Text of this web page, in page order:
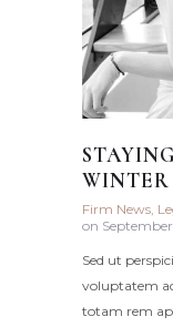
WINTER
Firm News,
on
Sed ut
voluptatem
totam rem